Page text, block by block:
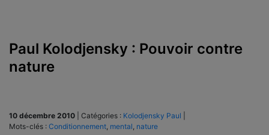
Paul Kolodjensky : Pouvoir contre
nature
10 décembre 2010 Catégories : Kolodjensky Paul
Mots-clés : Conditionnement mental nature